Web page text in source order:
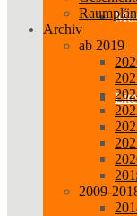
Archiv
ab 2019
2009-